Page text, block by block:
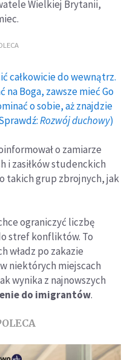
Wielkiej Brytanii,
całkowicie do wewnątrz.
Boga, zawsze mieć Go
o sobie, aż znajdzie
Rozwój duchowy)
o zamiarze
i zasiłków studenckich
takich grup zbrojnych, jak
ograniczyć liczbę
stref konfliktów. To
władz po zakazie
niektórych miejscach
wynika z najnowszych
do imigrantów.